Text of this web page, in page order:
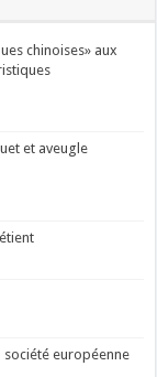
chinoises» aux
et aveugle
européenne